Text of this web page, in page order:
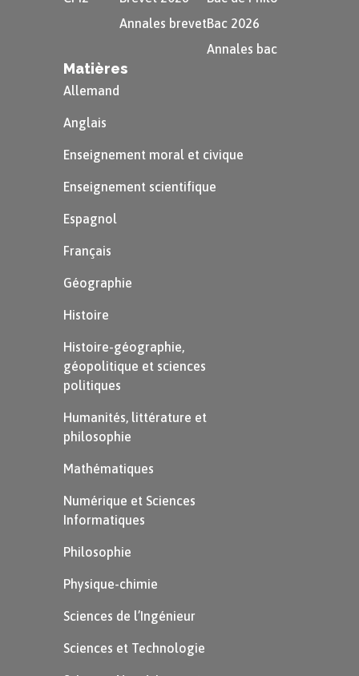
Pour rappel, les ondes P sont les ondes
ondes sont les premières enregistrées car
elles sont les plus rapides. Elles se déplacent
Annales brevetBac 2026
Annales bac
Matières
Allemand
Anglais
Enseignement moral et civique
Enseignement scientifique
Espagnol
Français
Géographie
Histoire
Histoire-géographie,
géopolitique et sciences
politiques
Humanités, littérature et
philosophie
Mathématiques
Numérique et Sciences
Informatiques
Philosophie
Physique-chimie
Sciences de l’Ingénieur
Sciences et Technologie